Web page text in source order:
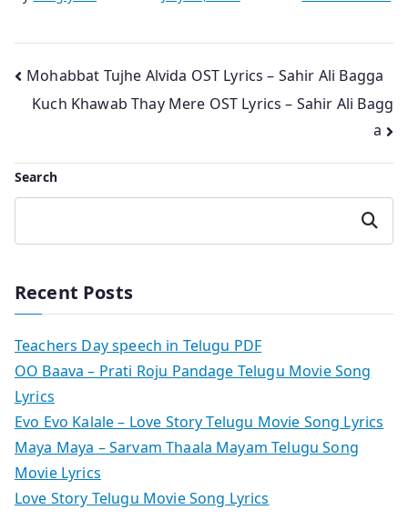
Post
navigation
Mohabbat Tujhe Alvida OST Lyrics – Sahir Ali Bagga
Kuch Khawab Thay Mere OST Lyrics – Sahir Ali Bagg
a
Search
Search
Recent Posts
Teachers Day speech in Telugu PDF
OO Baava – Prati Roju Pandage Telugu Movie Song
Lyrics
Evo Evo Kalale – Love Story Telugu Movie Song Lyrics
Maya Maya – Sarvam Thaala Mayam Telugu Song
Movie Lyrics
Love Story Telugu Movie Song Lyrics